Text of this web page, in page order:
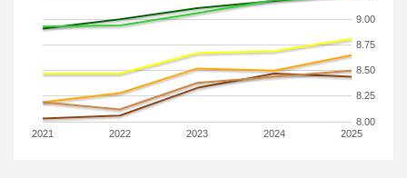
2021 2022 2023 2024 2025
8.00
8.25
8.50
8.75
9.00